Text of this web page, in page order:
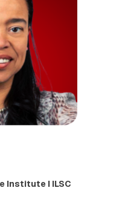
Institute I ILSC